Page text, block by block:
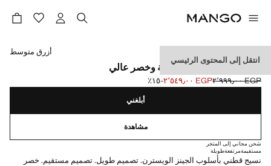
انتقل إلى المحتوى الرئيسي
جينز ماتيلدا بقصة مستقيمة وخصر عالي
السعر الأول محذوف [EGP ٢٬٩٩٩٫٠٠ ]
EGP ٢٬٩٩٩٫٠٠
السعر الحالي [EGP ٢٬٥٤٩٫٠٠ ] EGP ٢٬٥٤٩٫٠٠ ؜-١٥٪؜
حدد اللون
أزرق متوسط
أبلغني
مشاهدة
شحن مجاني إلى المتجر
مستقيمةمرتفعةطويلة
نسيج قطني بأسلوب الجينز الويسترن. تصميم طويل. تصميم مستقيم. خصر